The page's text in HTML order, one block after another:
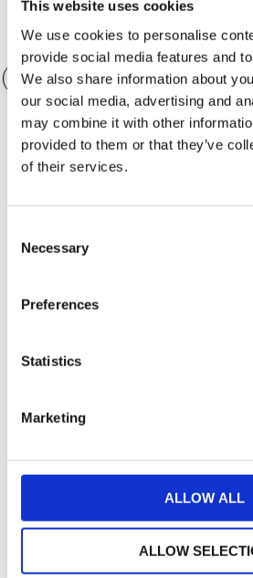
This website uses cookies
We use cookies to personalise
provide social media features and
We also share information about
our social media, advertising and
may combine it with other
provided to them or that they’ve
of their services.
Selection
Necessary
Preferences
Statistics
Marketing
ALLOW ALL
ALLOW
Valeur des accessoires
Options de garantie
Un crédit vous engage et
Vérifiez vos capacités de